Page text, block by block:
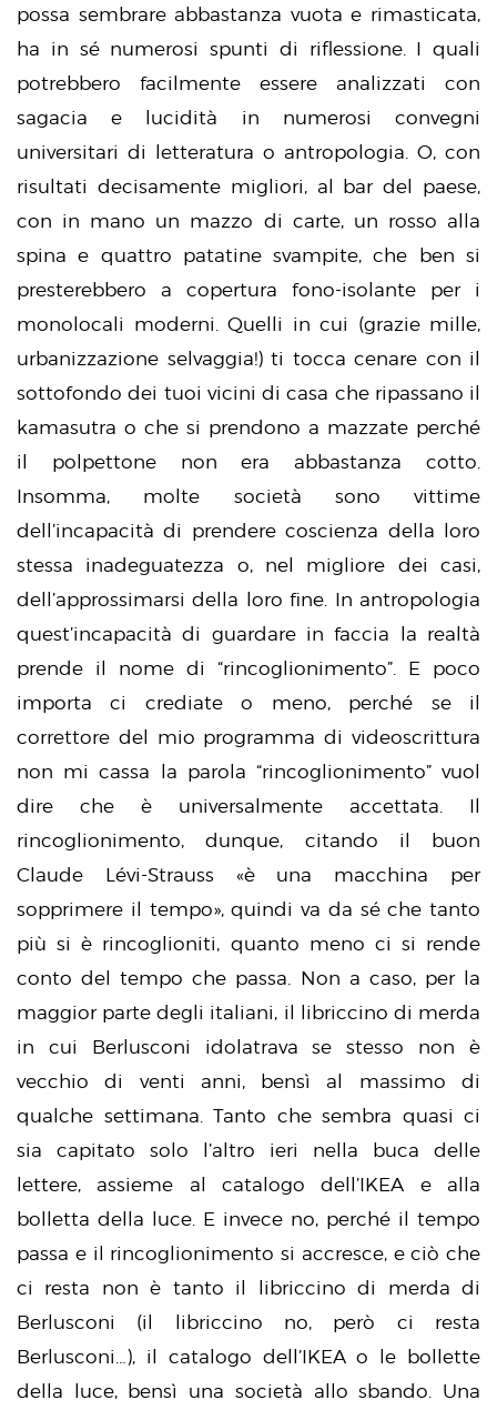
possa sembrare abbastanza vuota e rimasticata,
ha in sé numerosi spunti di riflessione. I quali
potrebbero facilmente essere analizzati con
sagacia e lucidità in numerosi convegni
universitari di letteratura o antropologia. O, con
risultati decisamente migliori, al bar del paese,
con in mano un mazzo di carte, un rosso alla
spina e quattro patatine svampite, che ben si
presterebbero a copertura fono-isolante per i
monolocali moderni. Quelli in cui (grazie mille,
urbanizzazione selvaggia!) ti tocca cenare con il
sottofondo dei tuoi vicini di casa che ripassano il
kamasutra o che si prendono a mazzate perché
il polpettone non era abbastanza cotto.
Insomma, molte società sono vittime
dell’incapacità di prendere coscienza della loro
stessa inadeguatezza o, nel migliore dei casi,
dell’approssimarsi della loro fine. In antropologia
quest’incapacità di guardare in faccia la realtà
prende il nome di “rincoglionimento”. E poco
importa ci crediate o meno, perché se il
correttore del mio programma di videoscrittura
non mi cassa la parola “rincoglionimento” vuol
dire che è universalmente accettata. Il
rincoglionimento, dunque, citando il buon
Claude Lévi-Strauss «è una macchina per
sopprimere il tempo», quindi va da sé che tanto
più si è rincoglioniti, quanto meno ci si rende
conto del tempo che passa. Non a caso, per la
maggior parte degli italiani, il libriccino di merda
in cui Berlusconi idolatrava se stesso non è
vecchio di venti anni, bensì al massimo di
qualche settimana. Tanto che sembra quasi ci
sia capitato solo l’altro ieri nella buca delle
lettere, assieme al catalogo dell’IKEA e alla
bolletta della luce. E invece no, perché il tempo
passa e il rincoglionimento si accresce, e ciò che
ci resta non è tanto il libriccino di merda di
Berlusconi (il libriccino no, però ci resta
Berlusconi…), il catalogo dell’IKEA o le bollette
della luce, bensì una società allo sbando. Una